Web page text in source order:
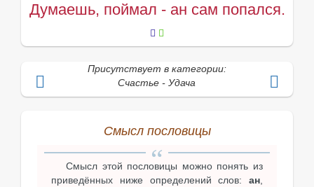
Думаешь, поймал - ан сам попался.
Присутствует в категории:
Счастье - Удача
Смысл пословицы
Смысл этой пословицы можно понять из
приведённых ниже определений слов: ан,